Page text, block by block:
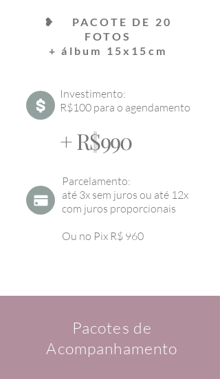
❥ PACOTE DE 20
FOTOS
+ álbum 15x15cm
Investimento:
R$100 para o agendamento
+ R$990
Parcelamento:
até 3x sem juros ou até 12x
com juros proporcionais
Ou no Pix R$ 960
Pacotes de
Acompanhamento